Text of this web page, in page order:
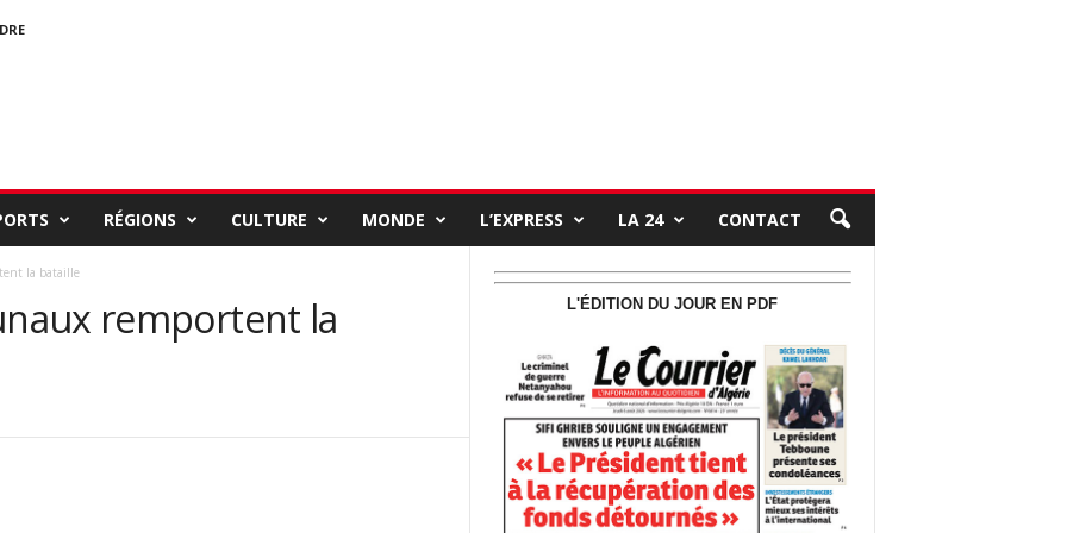
RÉGIONS CULTURE MONDE L’EXPRESS LA 24 CONTACT
la bataille
remportent la
L'ÉDITION DU JOUR EN PDF